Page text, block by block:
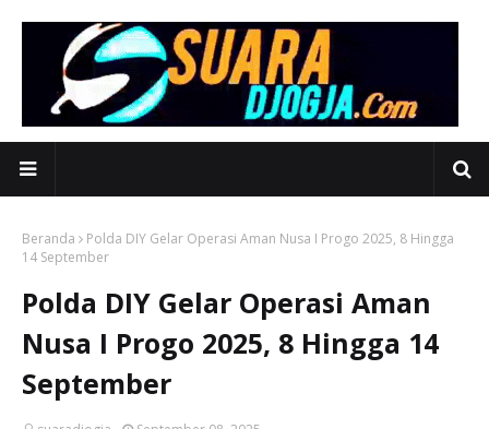
Beranda
Polda DIY Gelar Operasi Aman Nusa I Progo 2025, 8 Hingga
14 September
Polda DIY Gelar Operasi Aman
Nusa I Progo 2025, 8 Hingga 14
September